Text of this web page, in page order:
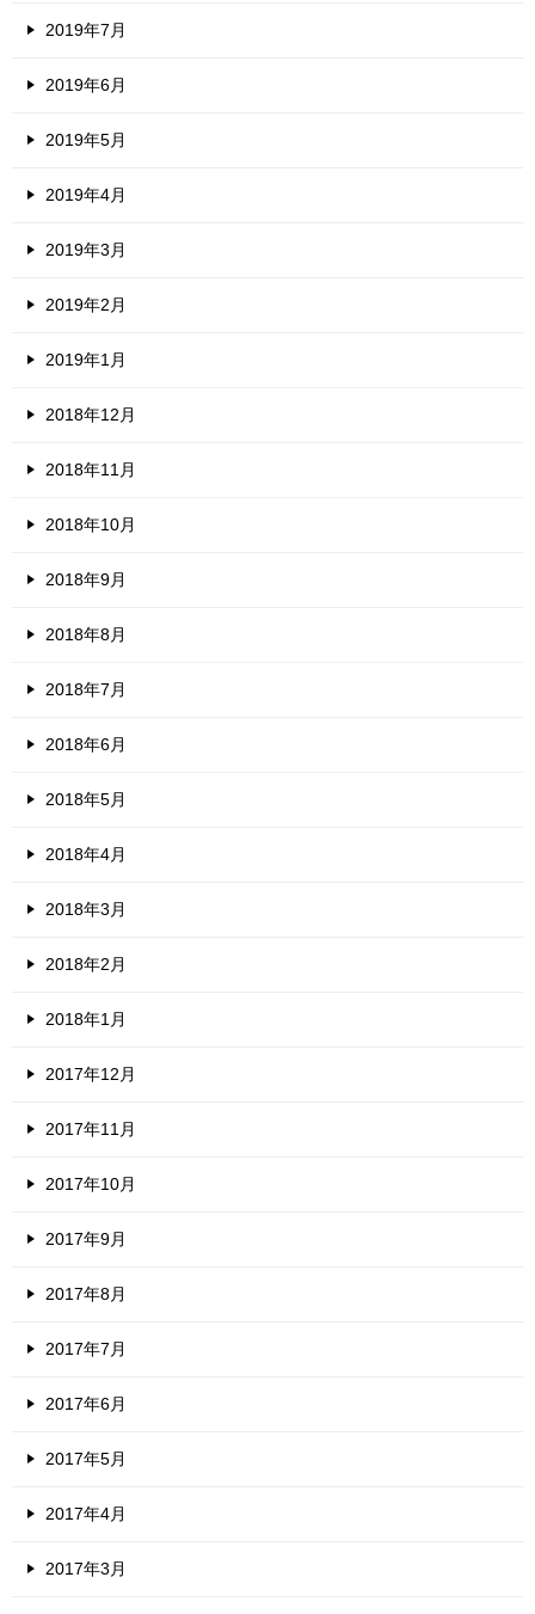
2019年7月
2019年6月
2019年5月
2019年4月
2019年3月
2019年2月
2019年1月
2018年12月
2018年11月
2018年10月
2018年9月
2018年8月
2018年7月
2018年6月
2018年5月
2018年4月
2018年3月
2018年2月
2018年1月
2017年12月
2017年11月
2017年10月
2017年9月
2017年8月
2017年7月
2017年6月
2017年5月
2017年4月
2017年3月